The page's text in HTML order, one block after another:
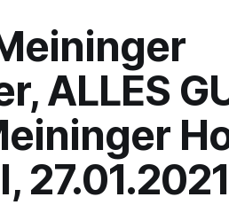
ALLES
27.01.2021